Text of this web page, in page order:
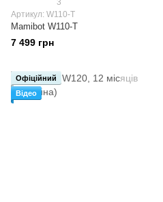
3
Артикул: W110-T
Mamibot W110-T
7 499 грн
Офіційний
Відео